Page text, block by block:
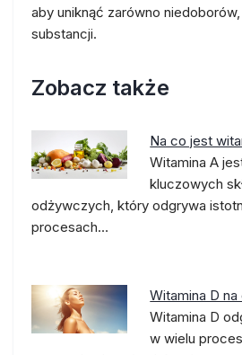
aby uniknąć zarówno
substancji.
Zobacz także
Na co jest
Witamina A
kluczowych
odżywczych, który odgrywa
procesach…
Witamina D na
Witamina D
w wielu